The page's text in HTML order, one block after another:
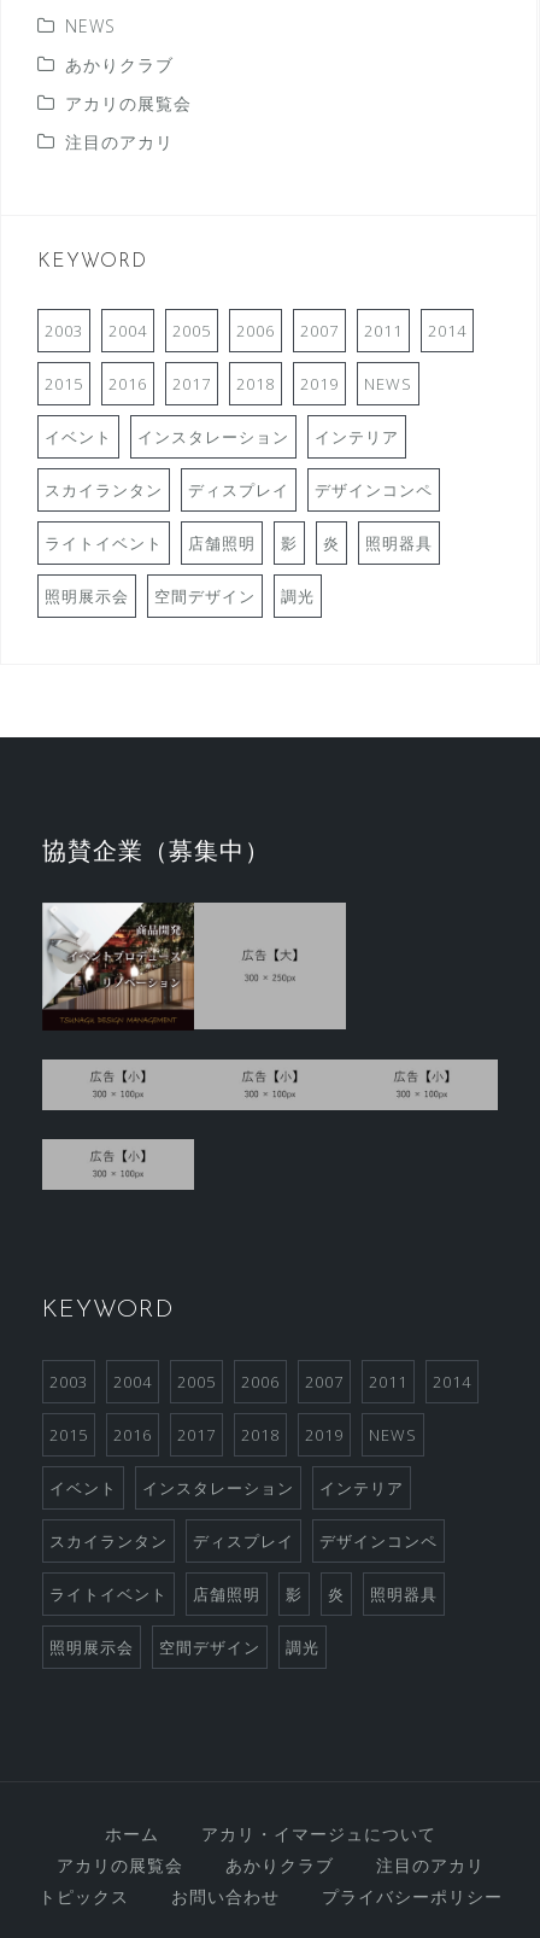
NEWS
あかりクラブ
アカリの展覧会
注目のアカリ
KEYWORD
2003 2004 2005 2006 2007 2011 2014
2015 2016 2017 2018 2019 NEWS
イベント インスタレーション インテリア
スカイランタン ディスプレイ デザインコンペ
ライトイベント 店舗照明 影 炎 照明器具
照明展示会 空間デザイン 調光
協賛企業（募集中）
KEYWORD
2003 2004 2005 2006 2007 2011 2014
2015 2016 2017 2018 2019 NEWS
イベント インスタレーション インテリア
スカイランタン ディスプレイ デザインコンペ
ライトイベント 店舗照明 影 炎 照明器具
照明展示会 空間デザイン 調光
ホーム
アカリ・イマージュについて
アカリの展覧会
あかりクラブ
注目のアカリ
トピックス
お問い合わせ プライバシーポリシー